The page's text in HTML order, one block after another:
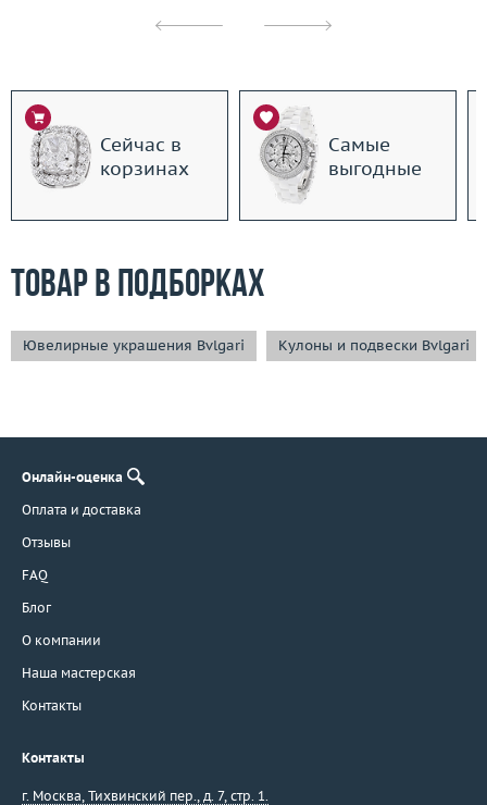
Сейчас в
корзинах
Самые
выгодные
Товар в подборках
Ювелирные украшения Bvlgari Кулоны и подвески Bvlgari
Онлайн-оценка
Оплата и доставка
Отзывы
FAQ
Блог
О компании
Наша мастерская
Контакты
Контакты
г. Москва Тихвинский пер., д. 7, стр. 1.